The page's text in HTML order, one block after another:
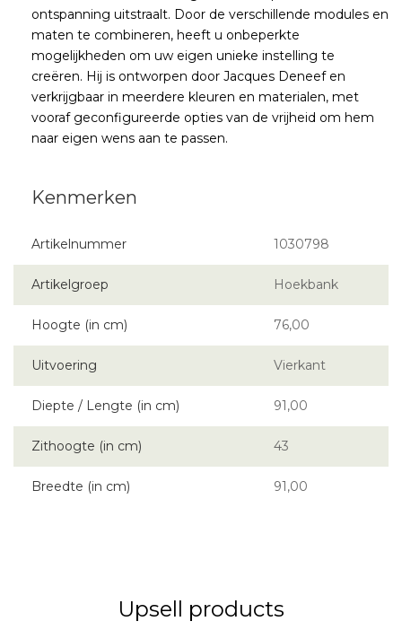
ontspanning uitstraalt. Door de verschillende modules en
maten te combineren, heeft u onbeperkte
mogelijkheden om uw eigen unieke instelling te
creëren. Hij is ontworpen door Jacques Deneef en
verkrijgbaar in meerdere kleuren en materialen, met
vooraf geconfigureerde opties van de vrijheid om hem
naar eigen wens aan te passen.
Artikelnummer 1030798
Artikelgroep Hoekbank
Hoogte (in cm) 76,00
Uitvoering Vierkant
Diepte / Lengte (in cm) 91,00
Zithoogte (in cm) 43
Breedte (in cm) 91,00
Upsell products